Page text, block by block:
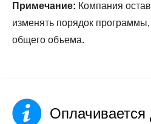
Примечание: Компания
изменять порядок
общего объема.
Оплачивается